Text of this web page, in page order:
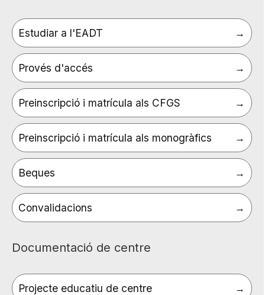
Estudiar a l'EADT
Provés d'accés
Preinscripció i matrícula als CFGS
Preinscripció i matrícula als monogràfics
Beques
Convalidacions
Documentació de centre
Projecte educatiu de centre